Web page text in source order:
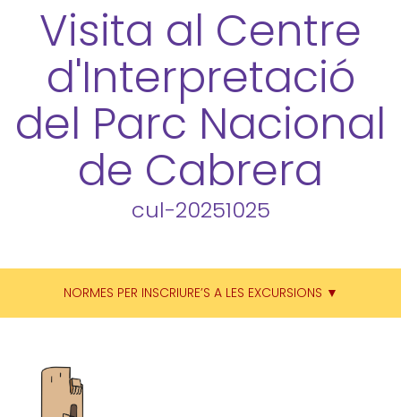
Visita al Centre
d'Interpretació
del Parc Nacional
de Cabrera
cul-20251025
NORMES PER INSCRIURE’S A LES EXCURSIONS ▼